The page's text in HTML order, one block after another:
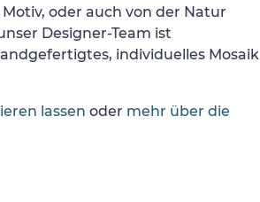
oder auch von der Natur
Designer-Team ist
individuelles Mosaik
lassen oder mehr über die